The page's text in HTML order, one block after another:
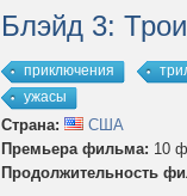
Блэйд 3:
приключения
ужасы
Страна:
США
Премьера фильма: 10
Продолжительность